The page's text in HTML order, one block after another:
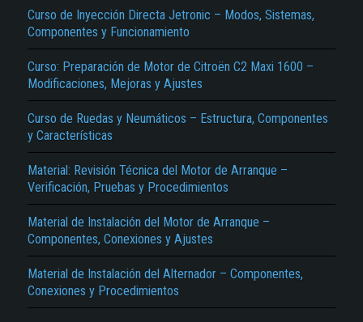
Curso de Inyección Directa Jetronic – Modos, Sistemas,
Componentes y Funcionamiento
Curso: Preparación de Motor de Citroën C2 Maxi 1600 –
Modificaciones, Mejoras y Ajustes
Curso de Ruedas y Neumáticos – Estructura, Componentes
y Características
Material: Revisión Técnica del Motor de Arranque –
Verificación, Pruebas y Procedimientos
Material de Instalación del Motor de Arranque –
Componentes, Conexiones y Ajustes
Material de Instalación del Alternador – Componentes,
Conexiones y Procedimientos